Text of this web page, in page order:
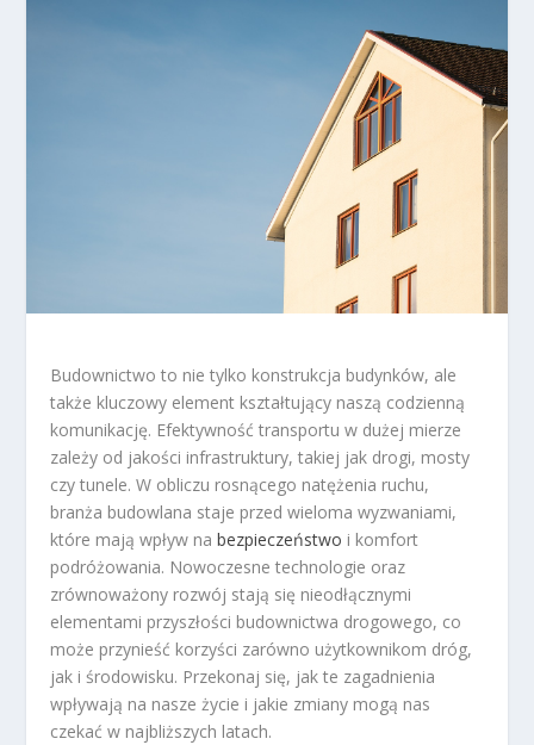
Budownictwo to nie tylko konstrukcja budynków, ale
także kluczowy element kształtujący naszą codzienną
komunikację. Efektywność transportu w dużej mierze
zależy od jakości infrastruktury, takiej jak drogi, mosty
czy tunele. W obliczu rosnącego natężenia ruchu,
branża budowlana staje przed wieloma wyzwaniami,
które mają wpływ nabezpieczeństwo i komfort
podróżowania. Nowoczesne technologie oraz
zrównoważony rozwój stają się nieodłącznymi
elementami przyszłości budownictwa drogowego, co
może przynieść korzyści zarówno użytkownikom dróg,
jak i środowisku. Przekonaj się, jak te zagadnienia
wpływają na nasze życie i jakie zmiany mogą nas
czekać w najbliższych latach.